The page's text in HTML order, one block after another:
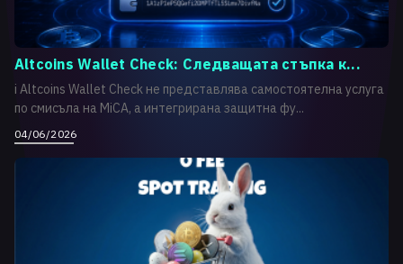
Altcoins Wallet Check: Следващата стъпка к...
i Altcoins Wallet Check не представлява самостоятелна услуга
по смисъла на MiCA, а интегрирана защитна фу...
04/06/2026